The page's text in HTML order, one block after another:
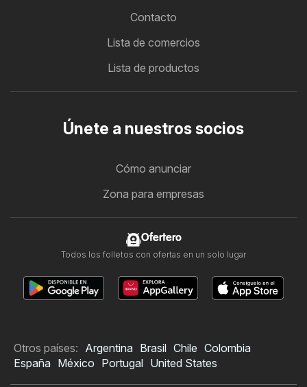
Contacto
Lista de comercios
Lista de productos
Únete a nuestros socios
Cómo anunciar
Zona para empresas
Ofertero
Todos los folletos con ofertas en un solo lugar
Otros países: Argentina Brasil Chile Colombia
España México Portugal United States